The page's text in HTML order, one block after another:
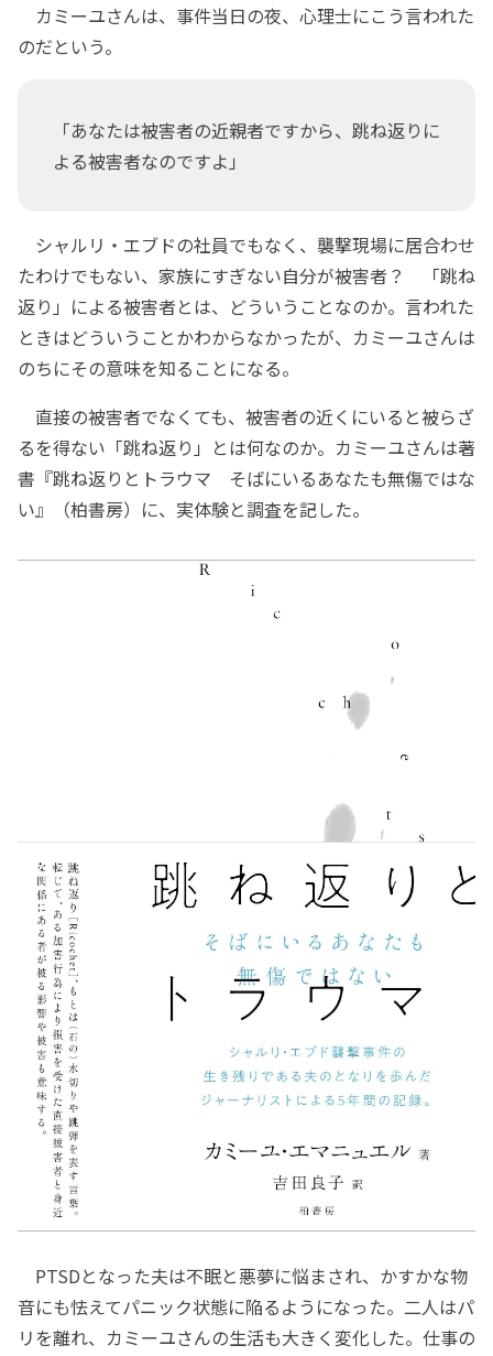
カミーユさんは、事件当日の夜、心理士にこう言われた
のだという。
「あなたは被害者の近親者ですから、跳ね返りに
よる被害者なのですよ」
シャルリ・エブドの社員でもなく、襲撃現場に居合わせ
たわけでもない、家族にすぎない自分が被害者？ 「跳ね
返り」による被害者とは、どういうことなのか。言われた
ときはどういうことかわからなかったが、カミーユさんは
のちにその意味を知ることになる。
直接の被害者でなくても、被害者の近くにいると被らざ
るを得ない「跳ね返り」とは何なのか。カミーユさんは著
書『跳ね返りとトラウマ そばにいるあなたも無傷ではな
い』（柏書房）に、実体験と調査を記した。
PTSDとなった夫は不眠と悪夢に悩まされ、かすかな物
音にも怯えてパニック状態に陥るようになった。二人はパ
リを離れ、カミーユさんの生活も大きく変化した。仕事の